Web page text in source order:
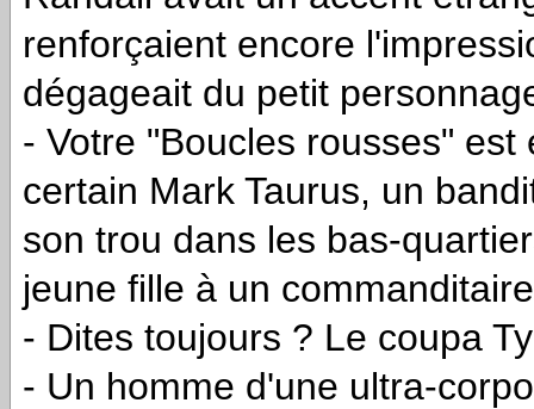
renforçaient encore
dégageait du petit
- Votre "Boucles rousses"
certain Mark Taurus, un
son trou dans les bas-
jeune fille à un
- Dites toujours ? Le coupa
- Un homme d'une ultra-